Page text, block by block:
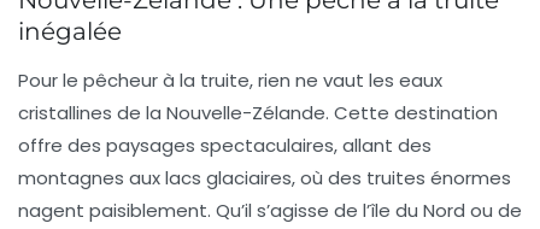
inégalée
Pour le pêcheur à la truite, rien ne vaut les eaux
cristallines de la Nouvelle-Zélande. Cette destination
offre des paysages spectaculaires, allant des
montagnes aux lacs glaciaires, où des truites énormes
nagent paisiblement. Qu’il s’agisse de l’île du Nord ou de